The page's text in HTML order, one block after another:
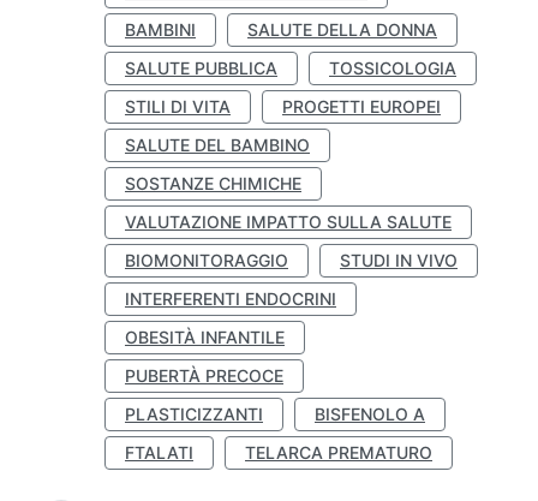
BAMBINI
SALUTE DELLA DONNA
SALUTE PUBBLICA
TOSSICOLOGIA
STILI DI VITA
PROGETTI EUROPEI
SALUTE DEL BAMBINO
SOSTANZE CHIMICHE
VALUTAZIONE IMPATTO SULLA SALUTE
BIOMONITORAGGIO
STUDI IN VIVO
INTERFERENTI ENDOCRINI
OBESITÀ INFANTILE
PUBERTÀ PRECOCE
PLASTICIZZANTI
BISFENOLO A
FTALATI
TELARCA PREMATURO